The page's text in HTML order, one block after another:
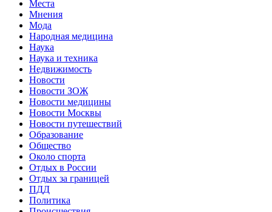
Места
Мнения
Мода
Народная медицина
Наука
Наука и техника
Недвижимость
Новости
Новости ЗОЖ
Новости медицины
Новости Москвы
Новости путешествий
Образование
Общество
Около спорта
Отдых в России
Отдых за границей
ПДД
Политика